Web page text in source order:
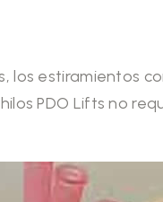
los estiramientos
PDO Lifts no